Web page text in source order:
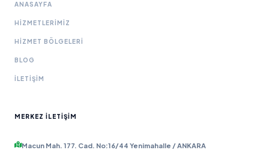
ANASAYFA
HIZMETLERIMIZ
HIZMET BÖLGELERI
BLOG
İLETIŞIM
MERKEZ İLETIŞIM
Macun Mah. 177. Cad. No:16/44 Yenimahalle / ANKARA